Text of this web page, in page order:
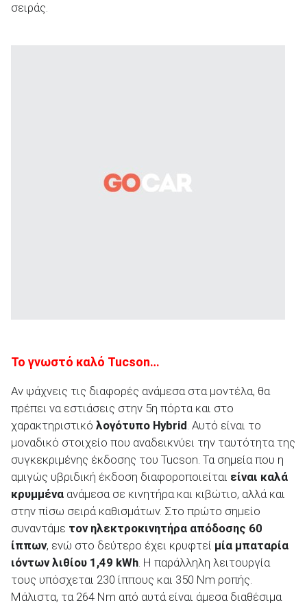
σειράς.
Το γνωστό καλό Tucson…
Αν ψάχνεις τις διαφορές ανάμεσα στα μοντέλα, θα
πρέπει να εστιάσεις στην 5η πόρτα και στο
χαρακτηριστικό λογότυπο Hybrid. Αυτό είναι το
μοναδικό στοιχείο που αναδεικνύει την ταυτότητα της
συγκεκριμένης έκδοσης του Tucson. Τα σημεία που η
αμιγώς υβριδική έκδοση διαφοροποιείται είναι καλά
κρυμμένα ανάμεσα σε κινητήρα και κιβώτιο, αλλά και
στην πίσω σειρά καθισμάτων. Στο πρώτο σημείο
συναντάμε τον ηλεκτροκινητήρα απόδοσης 60
ίππων, ενώ στο δεύτερο έχει κρυφτεί μία μπαταρία
ιόντων λιθίου 1,49 kWh. Η παράλληλη λειτουργία
τους υπόσχεται 230 ίππους και 350 Nm ροπής.
Μάλιστα, τα 264 Nm από αυτά είναι άμεσα διαθέσιμα